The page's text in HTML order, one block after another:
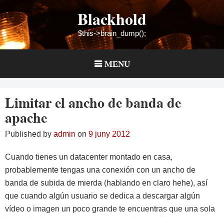
to
content
Blackhold
$this->brain_dump();
MENU
Limitar el ancho de banda de
apache
Published by admin on 9 juny 2012
Cuando tienes un datacenter montado en casa,
probablemente tengas una conexión con un ancho de
banda de subida de mierda (hablando en claro hehe), así
que cuando algún usuario se dedica a descargar algún
vídeo o imagen un poco grande te encuentras que una sola